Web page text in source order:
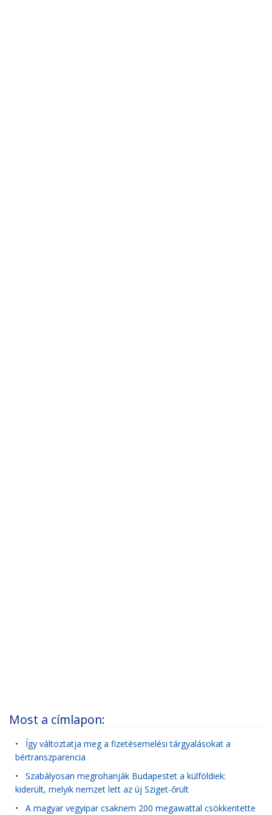
Most a címlapon:
• Így változtatja meg a fizetésemelési tárgyalásokat a
bértranszparencia
• Szabályosan megrohanják Budapestet a külföldiek:
kiderült, melyik nemzet lett az új Sziget-őrült
• A magyar vegyipar csaknem 200 megawattal csökkentette